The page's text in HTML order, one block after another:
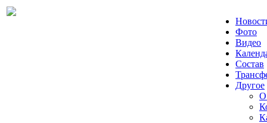
Фото
Видео
Состав
Другое
О